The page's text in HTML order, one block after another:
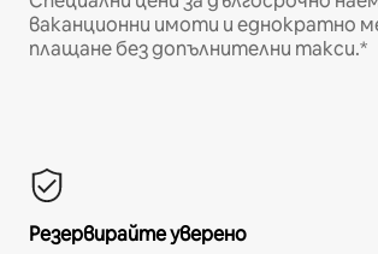
ваканционни имоти и еднократно
плащане без допълнителни такси.*
Резервирайте уверено